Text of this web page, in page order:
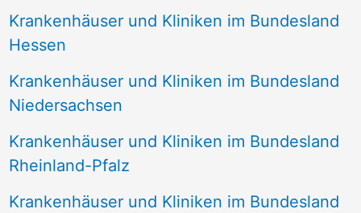
Krankenhäuser und Kliniken im Bundesland
Hessen
Krankenhäuser und Kliniken im Bundesland
Niedersachsen
Krankenhäuser und Kliniken im Bundesland
Rheinland-Pfalz
Krankenhäuser und Kliniken im Bundesland